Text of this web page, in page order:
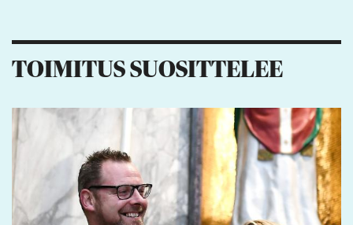
TOIMITUS SUOSITTELEE